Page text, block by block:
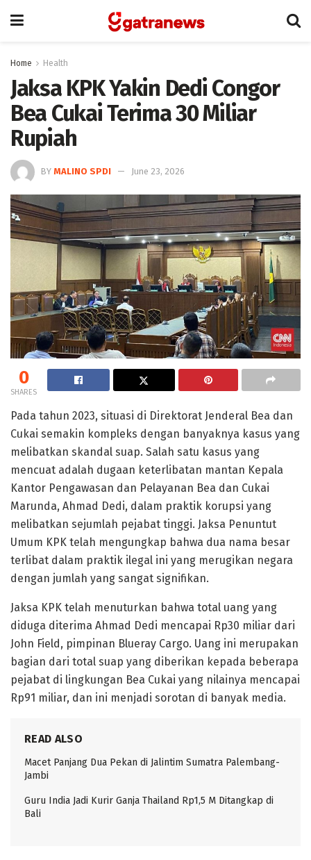
Home Health
Jaksa KPK Yakin Dedi Congor
Bea Cukai Terima 30 Miliar
Rupiah
BY MALINO SPDI June 23, 2026
0
SHARES
Pada tahun 2023, situasi di Direktorat Jenderal Bea dan
Cukai semakin kompleks dengan banyaknya kasus yang
melibatkan skandal suap. Salah satu kasus yang
mencuat adalah dugaan keterlibatan mantan Kepala
Kantor Pengawasan dan Pelayanan Bea dan Cukai
Marunda, Ahmad Dedi, dalam praktik korupsi yang
melibatkan sejumlah pejabat tinggi. Jaksa Penuntut
Umum KPK telah mengungkap bahwa dua nama besar
terlibat dalam praktik ilegal ini yang merugikan negara
dengan jumlah yang sangat signifikan.
Jaksa KPK telah menuturkan bahwa total uang yang
diduga diterima Ahmad Dedi mencapai Rp30 miliar dari
John Field, pimpinan Blueray Cargo. Uang ini merupakan
bagian dari total suap yang diberikan kepada beberapa
pejabat di lingkungan Bea Cukai yang nilainya mencapai
Rp91 miliar, dan ini menjadi sorotan di banyak media.
READ ALSO
Macet Panjang Dua Pekan di Jalintim Sumatra Palembang-
Jambi
Guru India Jadi Kurir Ganja Thailand Rp1,5 M Ditangkap di
Bali